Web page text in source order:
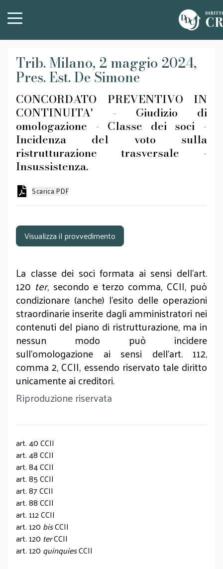
Trib. Milano, 2 maggio 2024,
Pres. Est. De Simone
CONCORDATO PREVENTIVO IN
CONTINUITA' - Giudizio di
omologazione - Classe dei soci -
Incidenza del voto sulla
ristrutturazione trasversale -
Insussistenza.
Scarica PDF
Visualizza il provvedimento
La classe dei soci formata ai sensi dell’art.
120 ter, secondo e terzo comma, CCII, può
condizionare (anche) l'esito delle operazioni
straordinarie inserite dagli amministratori nei
contenuti del piano di ristrutturazione, ma in
nessun modo può incidere
sull’omologazione ai sensi dell’art. 112,
comma 2, CCII, essendo riservato tale diritto
unicamente ai creditori.
Riproduzione riservata
art. 40 CCII
art. 48 CCII
art. 84 CCII
art. 85 CCII
art. 87 CCII
art. 88 CCII
art. 112 CCII
art. 120 bisCCII
art. 120 terCCII
art. 120 quinquiesCCII